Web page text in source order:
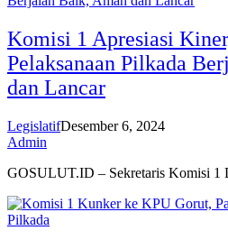
Komisi 1 Apresiasi
Pelaksanaan Pilkada
dan Lancar
LegislatifDesember 6, 2024
Admin
GOSULUT.ID – Sekretaris Komisi